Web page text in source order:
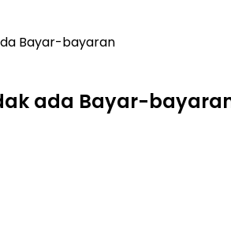
Bayar-bayaran
ada Bayar-